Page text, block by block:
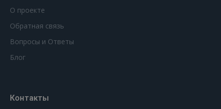
О проекте
Обратная связь
Вопросы и Ответы
Блог
Контакты